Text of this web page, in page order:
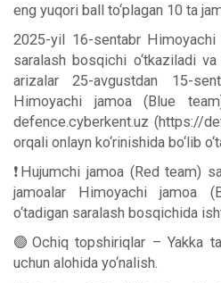
eng yuqori ball to‘plagan 10 ta
2025-yil 16-sentabr
saralash bosqichi o‘tkaziladi
arizalar 25-avgustdan 15-
Himoyachi jamoa (Blue
defence.cyberkent.uz (https://
orqali onlayn ko‘rinishida bo‘lib
❗️Hujumchi jamoa (Red team)
jamoalar Himoyachi jamoa
o‘tadigan saralash bosqichida
🟢Ochiq topshiriqlar – Yakka
uchun alohida yo‘nalish.